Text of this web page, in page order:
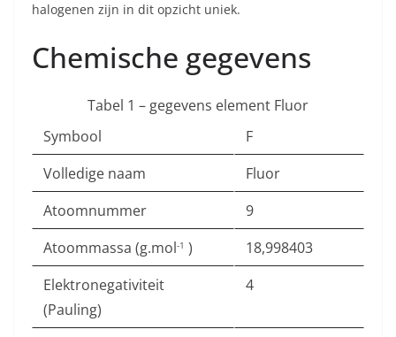
halogenen zijn in dit opzicht uniek.
Chemische gegevens
Tabel 1 – gegevens element Fluor
Symbool
F
Volledige naam
Fluor
Atoomnummer
9
Atoommassa (g.mol-1 )
18,998403
Elektronegativiteit
(Pauling)
4